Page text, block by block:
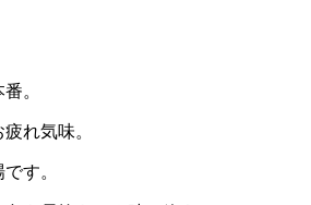
。
れ気味。
す。